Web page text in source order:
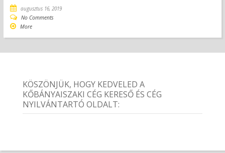
augusztus 16, 2019
No Comments
More
KÖSZÖNJÜK, HOGY KEDVELED A
KŐBÁNYAISZAKI CÉG KERESŐ ÉS CÉG
NYILVÁNTARTÓ OLDALT: